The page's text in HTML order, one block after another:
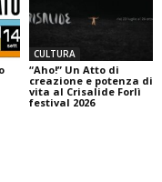
CULTURA
“Aho!” Un Atto di
creazione e potenza di
vita al Crisalide Forlì
festival 2026